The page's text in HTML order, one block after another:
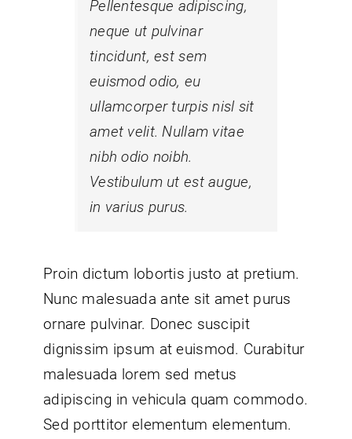
Pellentesque adipiscing,
neque ut pulvinar
tincidunt, est sem
euismod odio, eu
ullamcorper turpis nisl sit
amet velit. Nullam vitae
nibh odio noibh.
Vestibulum ut est augue,
in varius purus.
Proin dictum lobortis justo at pretium.
Nunc malesuada ante sit amet purus
ornare pulvinar. Donec suscipit
dignissim ipsum at euismod. Curabitur
malesuada lorem sed metus
adipiscing in vehicula quam commodo.
Sed porttitor elementum elementum.